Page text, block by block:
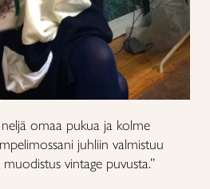
omaa pukua ja kolme
juhliin valmistuu
vintage puvusta.”